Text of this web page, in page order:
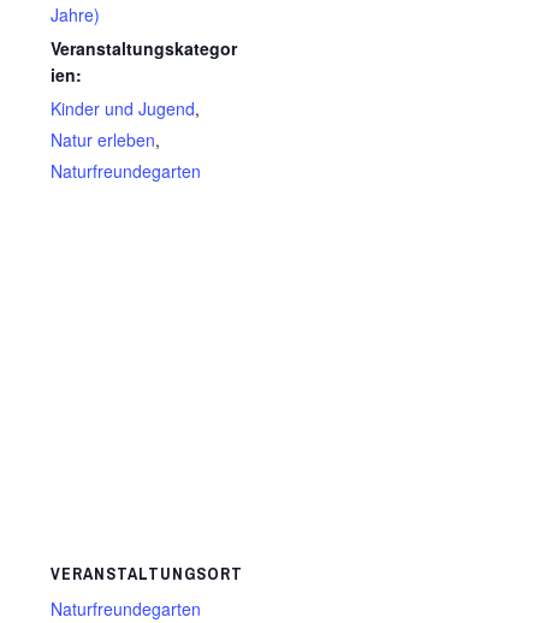
Jahre)
Veranstaltungskategor
ien:
Kinder und Jugend,
Natur erleben,
Naturfreundegarten
VERANSTALTUNGSORT
Naturfreundegarten